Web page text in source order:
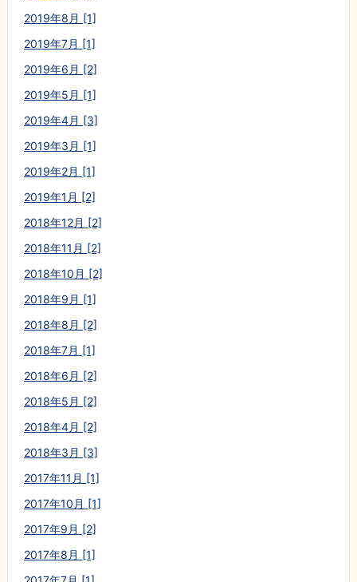
2019年8月 [1]
2019年7月 [1]
2019年6月 [2]
2019年5月 [1]
2019年4月 [3]
2019年3月 [1]
2019年2月 [1]
2019年1月 [2]
2018年12月 [2]
2018年11月 [2]
2018年10月 [2]
2018年9月 [1]
2018年8月 [2]
2018年7月 [1]
2018年6月 [2]
2018年5月 [2]
2018年4月 [2]
2018年3月 [3]
2017年11月 [1]
2017年10月 [1]
2017年9月 [2]
2017年8月 [1]